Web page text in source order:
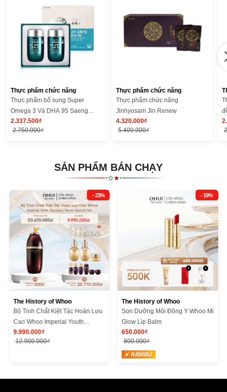
Thực phẩm chức năng
Thực phẩm bổ sung Super
Omega 3 Và DHA 95 Saeng
Hwal Jeong Won
2.337.500₫
2.750.000₫
Thực phẩm chức năng
Thực phẩm chức năng
Jinhyosam Jin Renew
4.320.000₫
5.400.000₫
SẢN PHẨM BÁN CHẠY
- 23%
The History of Whoo
Bộ Tinh Chất Kiệt Tác Hoàn Lưu
Cao Whoo Imperial Youth
Recovery Serum Special Set
9.990.000₫
12.900.000₫
- 19%
The History of Whoo
Son Dưỡng Môi Đông Y Whoo Mi
Glow Lip Balm
650.000₫
800.000₫